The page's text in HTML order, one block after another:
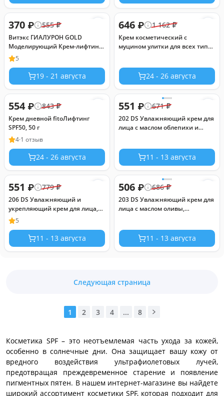
370 ₽ 555₽
Витэкс ГИАЛУРОН GOLD
Моделирующий Крем-лифтинг
для лица и шеи SPF 15, дневной
50+, 45 мл
5
19 - 21 августа
646 ₽ 1 162₽
Крем косметический с
муцином улитки для всех типов
24 - 26 августа
554₽ 843₽
Крем дневной fitoЛифтинг
SPF50, 50 г
4·1 отзыв
24 - 26 августа
551 ₽ 671₽
202 DS Увлажняющий крем для
лица с маслом облепихи и
11 - 13 августа
551 ₽ 779₽
206 DS Увлажняющий и
укрепляющий крем для лица,
глаз и шеи с экстрактами
граната и имбиря SPF15 50 мл
5
11 - 13 августа
506 ₽ 686₽
203 DS Увлажняющий крем для
лица с маслом оливы,
11 - 13 августа
Следующая страница
1 2 3 4 ... 8
Косметика SPF – это неотъемлемая часть ухода за кожей,
особенно в солнечные дни. Она защищает вашу кожу от
вредного воздействия ультрафиолетовых лучей,
предотвращая преждевременное старение и появление
пигментных пятен. В нашем интернет-магазине вы найдете
широкий ассортимент косметики SPF, которая подходит для